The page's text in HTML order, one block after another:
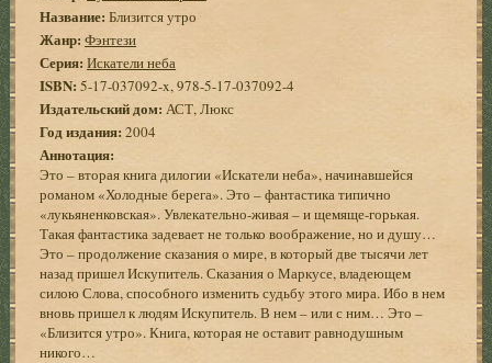
Название: Близится утро
Жанр: Фэнтези
Серия: Искатели неба
ISBN:5-17-037092-x, 978-5-17-037092-4
Издательский дом: АСТ, Люкс
Год издания: 2004
Аннотация:
Это – вторая книга дилогии «Искатели неба», начинавшейся
романом «Холодные берега». Это – фантастика типично
«лукьяненковская». Увлекательно-живая – и щемяще-горькая.
Такая фантастика задевает не только воображение, но и душу…
Это – продолжение сказания о мире, в который две тысячи лет
назад пришел Искупитель. Сказания о Маркусе, владеющем
силою Слова, способного изменить судьбу этого мира. Ибо в нем
вновь пришел к людям Искупитель. В нем – или с ним… Это –
«Близится утро». Книга, которая не оставит равнодушным
никого…